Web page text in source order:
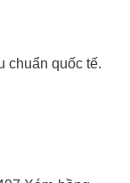
chuẩn quốc tế.